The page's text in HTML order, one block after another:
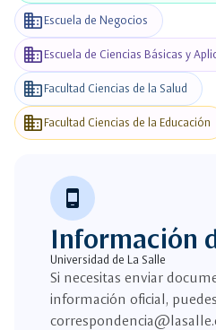
businessEscuela de Negocios
businessEscuela de Ciencias Básicas y
businessFacultad Ciencias de la Salud
businessFacultad Ciencias de la Educación
phone_android
Información
Universidad de La Salle
Si necesitas enviar
información oficial,